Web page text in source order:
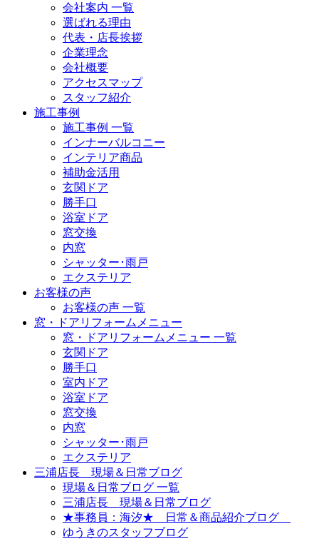
会社案内 一覧
選ばれる理由
代表・店長挨拶
企業理念
会社概要
アクセスマップ
スタッフ紹介
施工事例
施工事例 一覧
インナーバルコニー
インテリア商品
補助金活用
玄関ドア
勝手口
浴室ドア
窓交換
内窓
シャッター･雨戸
エクステリア
お客様の声
お客様の声 一覧
窓・ドアリフォームメニュー
窓・ドアリフォームメニュー 一覧
玄関ドア
勝手口
室内ドア
浴室ドア
窓交換
内窓
シャッター･雨戸
エクステリア
三浦店長 現場＆日常ブログ
現場＆日常ブログ 一覧
三浦店長 現場＆日常ブログ
★事務員：海汐★ 日常＆商品紹介ブログ
ゆうきのスタッフブログ